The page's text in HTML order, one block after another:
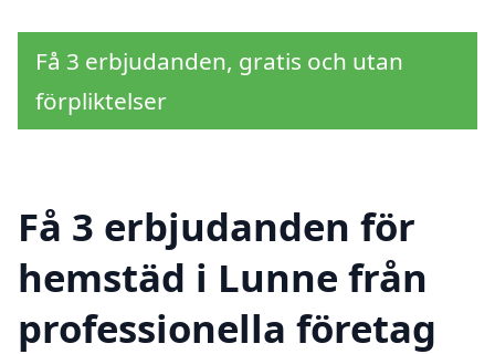
Få 3 erbjudanden, gratis och utan
förpliktelser
Få 3 erbjudanden för
hemstäd i Lunne från
professionella företag